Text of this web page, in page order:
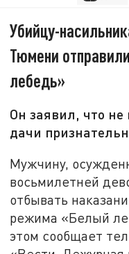
Убийцу-
Тюмени
лебедь»
Он заявил, что
дачи
Мужчину,
восьмилетней
отбывать
режима «Белый
этом сообщает